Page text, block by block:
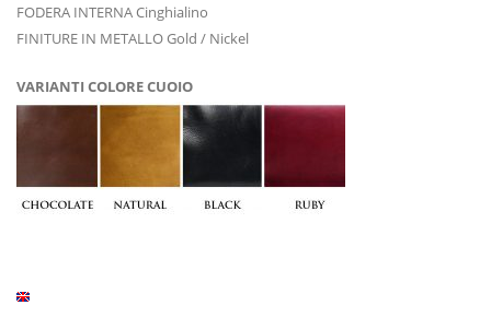
FODERA INTERNA Cinghialino
FINITURE IN METALLO Gold / Nickel
VARIANTI COLORE CUOIO